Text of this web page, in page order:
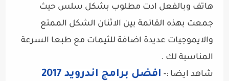
هاتف وبالفعل ادت مطلوب بشكل سلس حيث
جمعت بهذه القائمة بين الاثنان الشكل الممتع
والايموجيات عديدة اضافة للثيمات مع طبعا السرعة
المناسبة لك .
شاهد ايضا :-
افضل برامج اندرويد 2017